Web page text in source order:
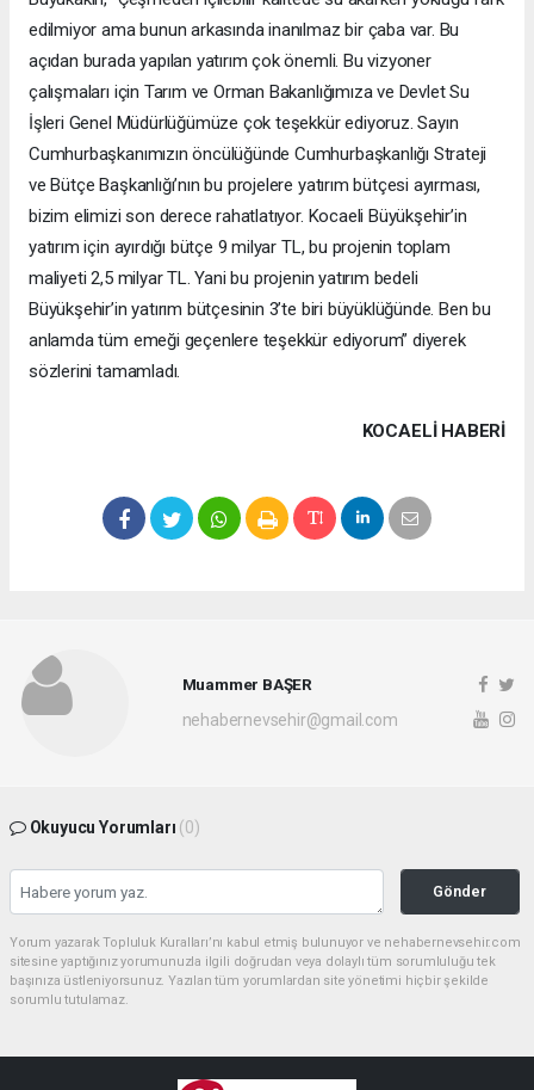
edilmiyor ama bunun arkasında inanılmaz bir çaba var. Bu
açıdan burada yapılan yatırım çok önemli. Bu vizyoner
çalışmaları için Tarım ve Orman Bakanlığımıza ve Devlet Su
İşleri Genel Müdürlüğümüze çok teşekkür ediyoruz. Sayın
Cumhurbaşkanımızın öncülüğünde Cumhurbaşkanlığı Strateji
ve Bütçe Başkanlığı’nın bu projelere yatırım bütçesi ayırması,
bizim elimizi son derece rahatlatıyor. Kocaeli Büyükşehir’in
yatırım için ayırdığı bütçe 9 milyar TL, bu projenin toplam
maliyeti 2,5 milyar TL. Yani bu projenin yatırım bedeli
Büyükşehir’in yatırım bütçesinin 3’te biri büyüklüğünde. Ben bu
anlamda tüm emeği geçenlere teşekkür ediyorum” diyerek
sözlerini tamamladı.
KOCAELI HABERİ
Muammer BAŞER
nehabernevsehir@gmail.com
Okuyucu Yorumları (0)
Gönder
Yorum yazarak Topluluk Kuralları’nı kabul etmiş bulunuyor ve nehabernevsehir.com
sitesine yaptığınız yorumunuzla ilgili doğrudan veya dolaylı tüm sorumluluğu tek
başınıza üstleniyorsunuz. Yazılan tüm yorumlardan site yönetimi hiçbir şekilde
sorumlu tutulamaz.